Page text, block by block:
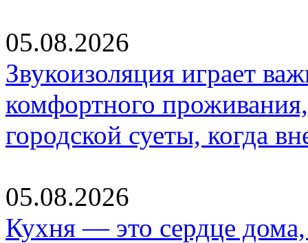
05.08.2026
Звукоизоляция играет
комфортного
городской суеты, когда
05.08.2026
Кухня — это сердце дома,